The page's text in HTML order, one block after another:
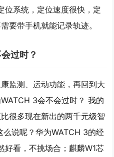
位系统，定位速度很快，定
要带手机就能记录轨迹。
过时？
监测、运动功能，再回到大
3会不会过时？ 我的
很多现在新出的两千元级智
说呢？华为WATCH 3的经
看，不挑场合；麒麟W1芯